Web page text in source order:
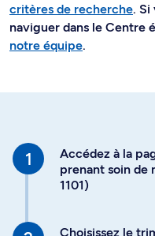
critères de recherche. Si
naviguer dans le Centre
notre équipe.
Accédez à la
prenant soin de
1101)
Choisissez le